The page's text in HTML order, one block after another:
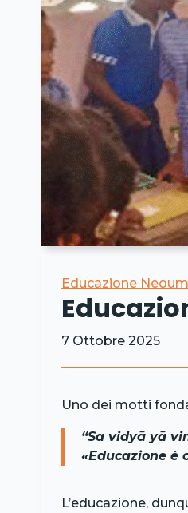
Educazione
7 Ottobre 2025
Uno dei motti
“Sa vidyā yā
«Educazione è
L’educazione,